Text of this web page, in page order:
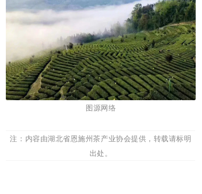
图源网络
注：内容由湖北省恩施州茶产业协会提供，转载请标明
出处。